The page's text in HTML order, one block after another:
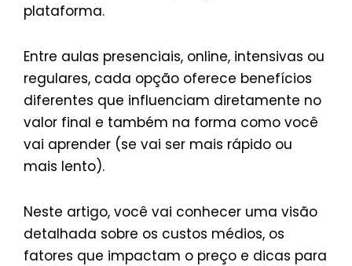
plataforma.
Entre aulas presenciais, online, intensivas ou
regulares, cada opção oferece benefícios
diferentes que influenciam diretamente no
valor final e também na forma como você
vai aprender (se vai ser mais rápido ou
mais lento).
Neste artigo, você vai conhecer uma visão
detalhada sobre os custos médios, os
fatores que impactam o preço e dicas para